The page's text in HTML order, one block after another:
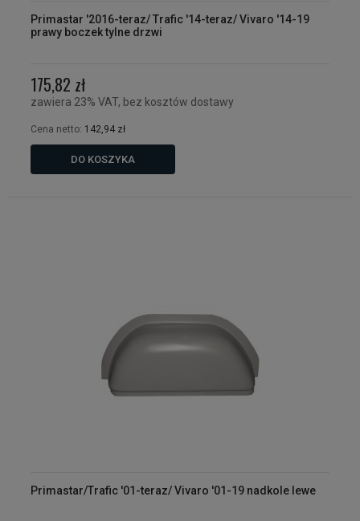
Primastar '2016-teraz/ Trafic '14-teraz/ Vivaro '14-19
prawy boczek tylne drzwi
175,82 zł
zawiera 23% VAT, bez kosztów dostawy
Cena netto: 142,94 zł
DO KOSZYKA
Primastar/Trafic '01-teraz/ Vivaro '01-19 nadkole lewe